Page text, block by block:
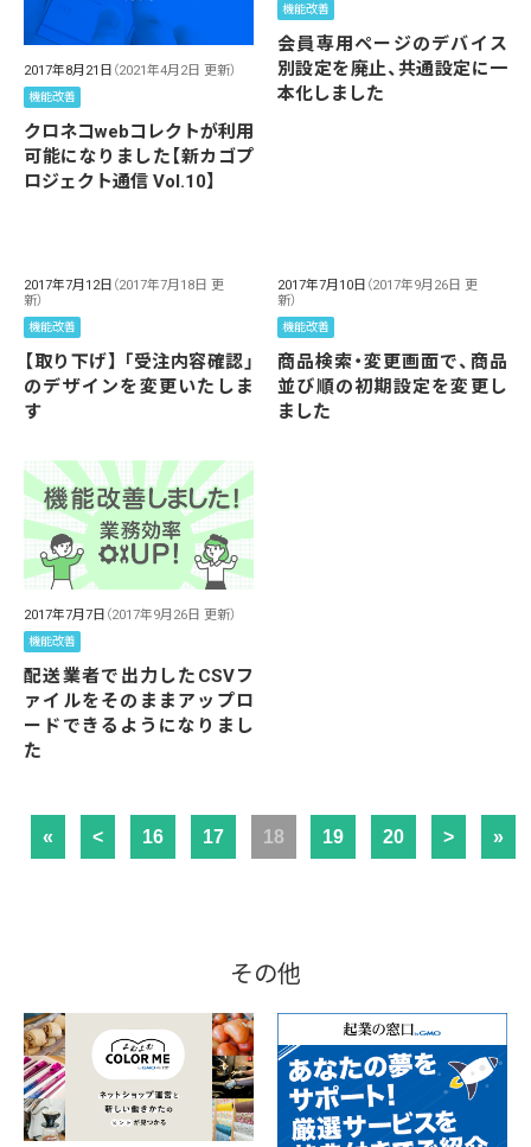
2017年8月21日 （2021年4月2日 更新）
機能改善
クロネコwebコレクトが利用
可能になりました【新カゴプ
ロジェクト通信 Vol.10】
機能改善
会員専用ページのデバイス
別設定を廃止、共通設定に一
本化しました
2017年7月12日 （2017年7月18日 更
新）
機能改善
【取り下げ】 「受注内容確認」
のデザインを変更いたしま
す
2017年7月10日 （2017年9月26日 更
新）
機能改善
商品検索・変更画面で、商品
並び順の初期設定を変更し
ました
2017年7月7日 （2017年9月26日 更新）
機能改善
配送業者で出力したCSVフ
ァイルをそのままアップロ
ードできるようになりまし
た
« < 16 17 18 19 20 > »
その他